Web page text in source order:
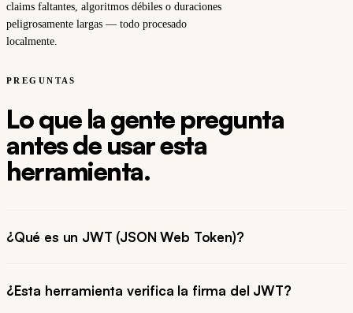
claims faltantes, algoritmos débiles o duraciones
peligrosamente largas — todo procesado
localmente.
PREGUNTAS
Lo que la gente pregunta
antes de usar esta
herramienta.
¿Qué es un JWT (JSON Web Token)?
¿Esta herramienta verifica la firma del JWT?